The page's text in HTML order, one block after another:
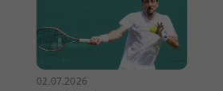
02.07.2026